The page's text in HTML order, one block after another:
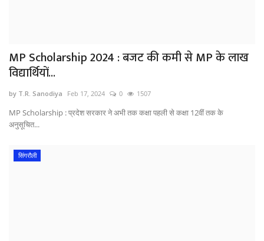
MP Scholarship 2024 : बजट की कमी से MP के लाख
विद्यार्थियों...
by T.R. Sanodiya Feb 17, 2024 0 1507
MP Scholarship : प्रदेश सरकार ने अभी तक कक्षा पहली से कक्षा 12वीं तक के
अनुसूचित...
सिंगरौली